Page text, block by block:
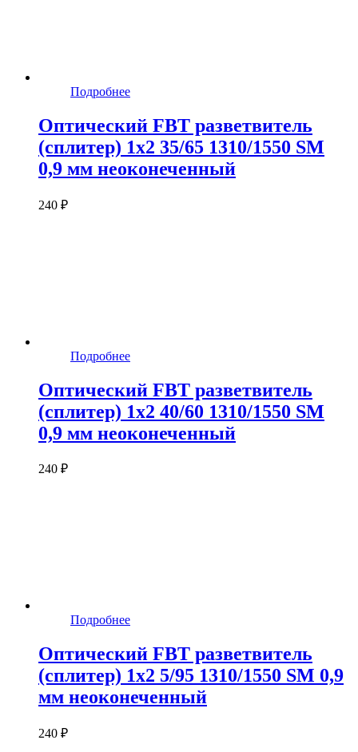
Подробнее
Оптический FBT разветвитель
(сплитер) 1x2 35/65 1310/1550 SM
0,9 мм неоконеченный
240 ₽
Подробнее
Оптический FBT разветвитель
(сплитер) 1x2 40/60 1310/1550 SM
0,9 мм неоконеченный
240 ₽
Подробнее
Оптический FBT разветвитель
(сплитер) 1x2 5/95 1310/1550 SM 0,9
мм неоконеченный
240 ₽